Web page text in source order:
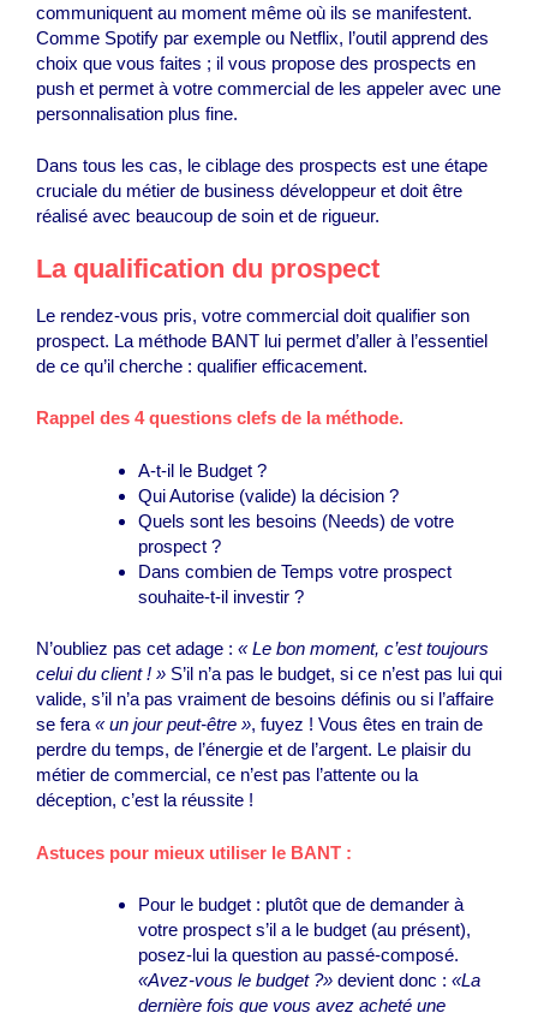
communiquent au moment même où ils se manifestent.
Comme Spotify par exemple ou Netflix, l’outil apprend des
choix que vous faites ; il vous propose des prospects en
push et permet à votre commercial de les appeler avec une
personnalisation plus fine.
Dans tous les cas, le ciblage des prospects est une étape
cruciale du métier de business développeur et doit être
réalisé avec beaucoup de soin et de rigueur.
La qualification du prospect
Le rendez-vous pris, votre commercial doit qualifier son
prospect. La méthode BANT lui permet d’aller à l’essentiel
de ce qu’il cherche : qualifier efficacement.
Rappel des 4 questions clefs de la méthode.
A-t-il le Budget ?
QuiAutorise (valide) la décision ?
Quels sont les besoins (Needs) de votre
prospect ?
Dans combien de Temps votre prospect
souhaite-t-il investir ?
N’oubliez pas cet adage : « Le bon moment, c’est toujours
celui du client ! » S’il n’a pas le budget, si ce n’est pas lui qui
valide, s’il n’a pas vraiment de besoins définis ou si l’affaire
se fera« un jour peut-être », fuyez ! Vous êtes en train de
perdre du temps, de l’énergie et de l’argent. Le plaisir du
métier de commercial, ce n’est pas l’attente ou la
déception, c’est la réussite !
Astuces pour mieux utiliser le BANT :
Pour le budget : plutôt que de demander à
votre prospect s’il a le budget (au présent),
posez-lui la question au passé-composé.
«Avez-vous le budget ?» devient donc : «La
dernière fois que vous avez acheté une